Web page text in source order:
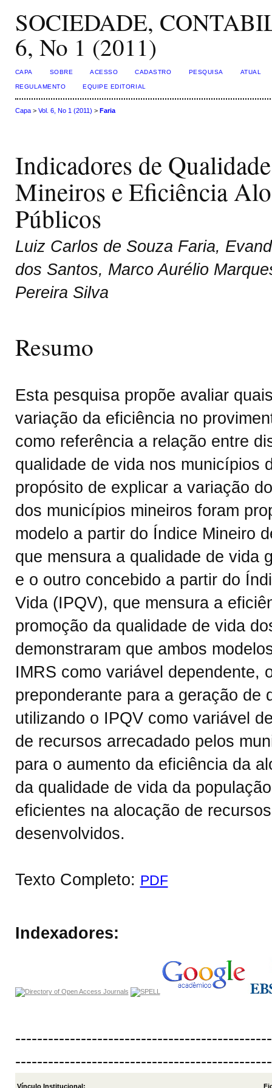
SOCIEDADE,
6, No 1 (2011)
CAPA SOBRE ACESSO CADASTRO PESQUISA ATUAL
REGULAMENTO EQUIPE EDITORIAL
Capa> Vol. 6, No 1 (2011) > Faria
Indicadores de
Mineiros e Eficiência
Públicos
Luiz Carlos de Souza Faria,
dos Santos, Marco Aurélio
Pereira Silva
Resumo
Esta pesquisa propõe avaliar
variação da eficiência no
como referência a relação entre
qualidade de vida nos municípios
propósito de explicar a variação
dos municípios mineiros foram
modelo a partir do Índice Mineiro
que mensura a qualidade de vida
e o outro concebido a partir do
Vida (IPQV), que mensura a
promoção da qualidade de vida
demonstraram que ambos
IMRS como variável dependente,
preponderante para a geração de
utilizando o IPQV como variável
de recursos arrecadado pelos
para o aumento da eficiência da
da qualidade de vida da
eficientes na alocação de
desenvolvidos.
Texto Completo: PDF
Indexadores:
Vínculo Institucional: